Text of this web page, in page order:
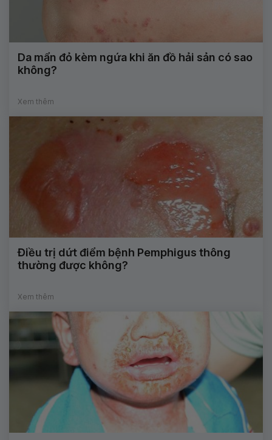
Da mẩn đỏ kèm ngứa khi ăn đồ hải sản có sao
không?
Xem thêm
Điều trị dứt điểm bệnh Pemphigus thông
thường được không?
Xem thêm